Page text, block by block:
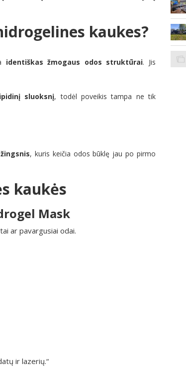
kaukes?
identiškas žmogaus odos struktūrai. Jis
sluoksnį, todėl poveikis tampa ne tik
, kuris keičia odos būklę jau po pirmo
kaukės
Mask
ar pavargusiai odai.
ir lazerių.“